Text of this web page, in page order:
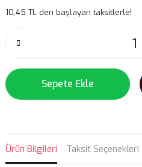
10,45 TL den başlayan taksitlerle!
Sepete Ekle
Ürün Bilgileri Taksit Seçenekleri